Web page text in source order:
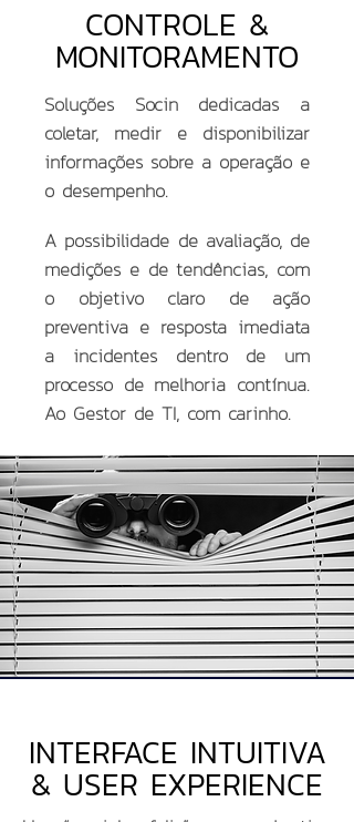
CONTROLE &
MONITORAMENTO
Soluções Socin dedicadas a
coletar, medir e disponibilizar
informações sobre a operação e
o desempenho.
A possibilidade de avaliação, de
medições e de tendências, com
o objetivo claro de ação
preventiva e resposta imediata
a incidentes dentro de um
processo de melhoria contínua.
Ao Gestor de TI, com carinho.
INTERFACE INTUITIVA
& USER EXPERIENCE